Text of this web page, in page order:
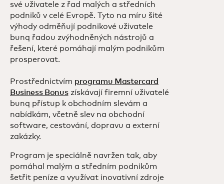
své uživatele z řad malých a středních
podniků v celé Evropě. Tyto na míru šité
výhody odměňují podnikové uživatele
bunq řadou zvýhodněných nástrojů a
řešení, které pomáhají malým podnikům
prosperovat.
Prostřednictvím programu Mastercard
Business Bonuszískávají firemní uživatelé
bunq přístup k obchodním slevám a
nabídkám, včetně slev na obchodní
software, cestování, dopravu a externí
zakázky.
Program je speciálně navržen tak, aby
pomáhal malým a středním podnikům
šetřit peníze a využívat inovativní zdroje